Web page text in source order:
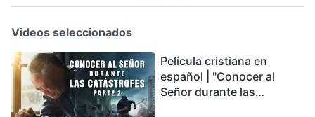
Videos seleccionados
Película cristiana en
español | "Conocer al
Señor durante las